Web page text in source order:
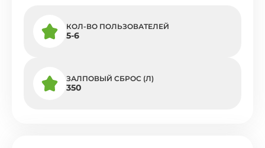
КОЛ-ВО ПОЛЬЗОВАТЕЛЕЙ
5-6
ЗАЛПОВЫЙ СБРОС (Л)
350